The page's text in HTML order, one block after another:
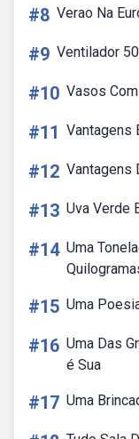
#8 Verao Na
#9 Ventilador
#10 Vasos
#11 Vantagens
#12 Vantagens
#13 Uva Verde
#14 Uma
#15 Uma
#16 Uma Das
é Sua
#17 Uma